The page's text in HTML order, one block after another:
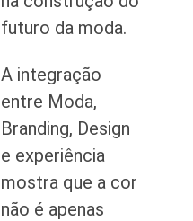
futuro da moda.
A integração
entre Moda,
Branding, Design
e experiência
mostra que a cor
não é apenas